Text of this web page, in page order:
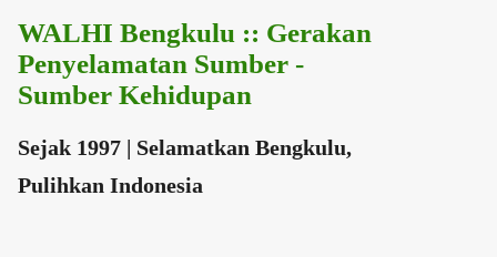
Langsung ke konten utama
WALHI Bengkulu :: Gerakan
Penyelamatan Sumber -
Sumber Kehidupan
Sejak 1997 | Selamatkan Bengkulu,
Pulihkan Indonesia